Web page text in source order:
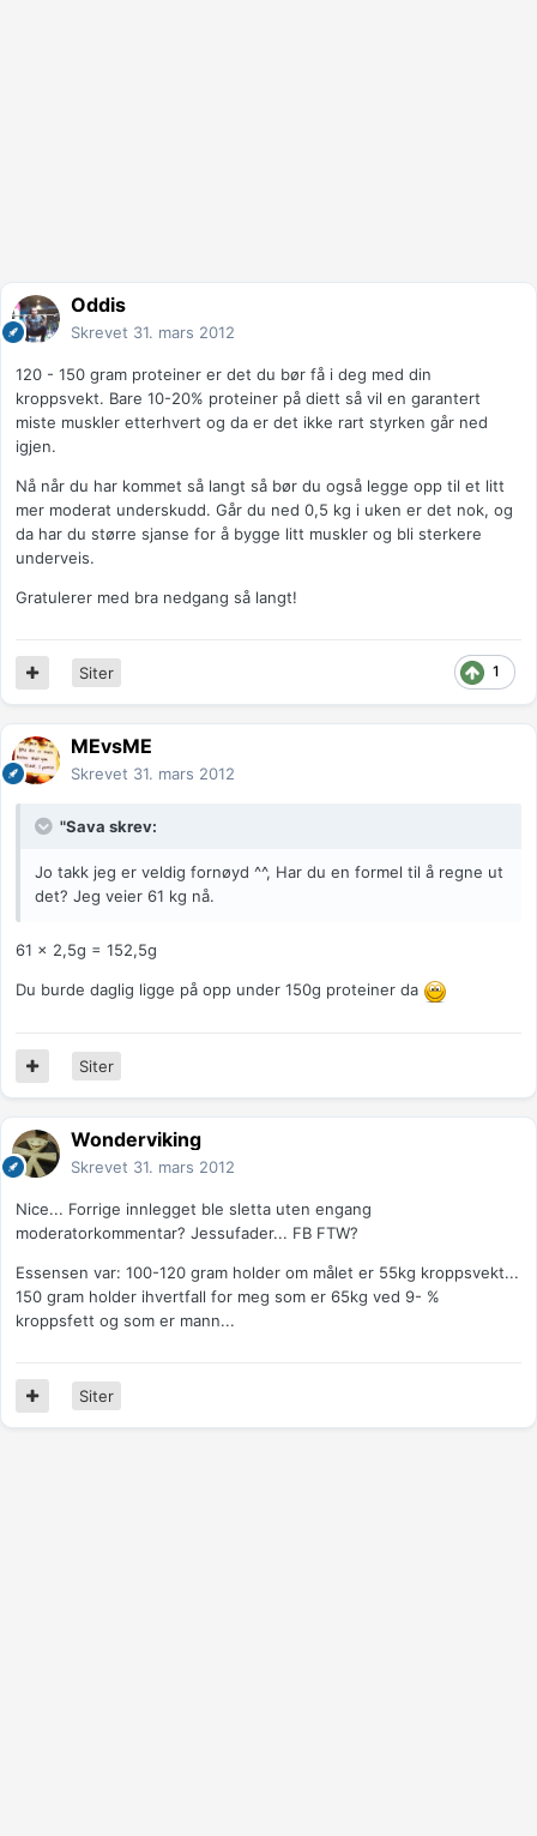
Oddis
Skrevet 31. mars 2012
120 - 150 gram proteiner er det du bør få i deg med din
kroppsvekt. Bare 10-20% proteiner på diett så vil en garantert
miste muskler etterhvert og da er det ikke rart styrken går ned
igjen.
Nå når du har kommet så langt så bør du også legge opp til et litt
mer moderat underskudd. Går du ned 0,5 kg i uken er det nok, og
da har du større sjanse for å bygge litt muskler og bli sterkere
underveis.
Gratulerer med bra nedgang så langt!
1
Siter
MEvsME
Skrevet 31. mars 2012
"Sava skrev:
Jo takk jeg er veldig fornøyd ^^, Har du en formel til å regne ut
det? Jeg veier 61 kg nå.
61 x 2,5g = 152,5g
Du burde daglig ligge på opp under 150g proteiner da
Siter
Wonderviking
Skrevet 31. mars 2012
Nice... Forrige innlegget ble sletta uten engang
moderatorkommentar? Jessufader... FB FTW?
Essensen var: 100-120 gram holder om målet er 55kg kroppsvekt...
150 gram holder ihvertfall for meg som er 65kg ved 9- %
kroppsfett og som er mann...
Siter